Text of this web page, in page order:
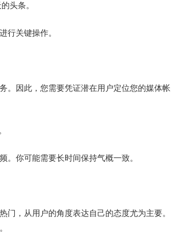
头条。
行关键操作。
。因此，您需要凭证潜在用户定位您的媒体帐
。你可能需要长时间保持气概一致。
门，从用户的角度表达自己的态度尤为主要。